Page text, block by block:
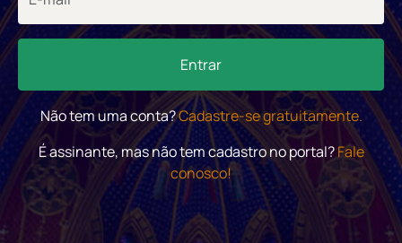
Entrar
Não tem uma conta?Cadastre-se gratuitamente.
É assinante, mas não tem cadastro no portal?Fale
conosco!